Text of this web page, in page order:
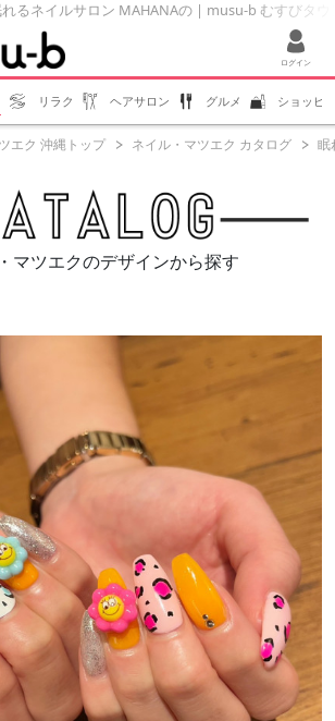
るネイルサロン MAHANAの | musu-b むすびタウ
ログイン
リラク ヘアサロン グルメ ショッピ
エク 沖縄トップ ネイル・マツエク カタログ 眠
マツエクのデザインから探す